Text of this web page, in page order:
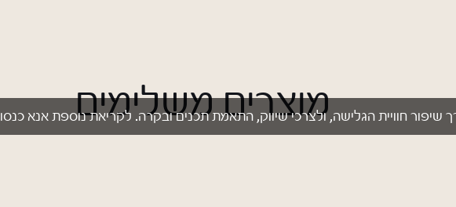
שיפור חוויית הגלישה, ולצרכי שיווק, התאמת תכנים ובקרה. לקריאת נוספת אנא כנסו
מוצרים משלימים